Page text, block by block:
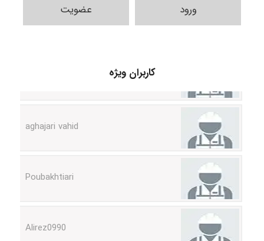
ورود عضویت
کاربران ویژه